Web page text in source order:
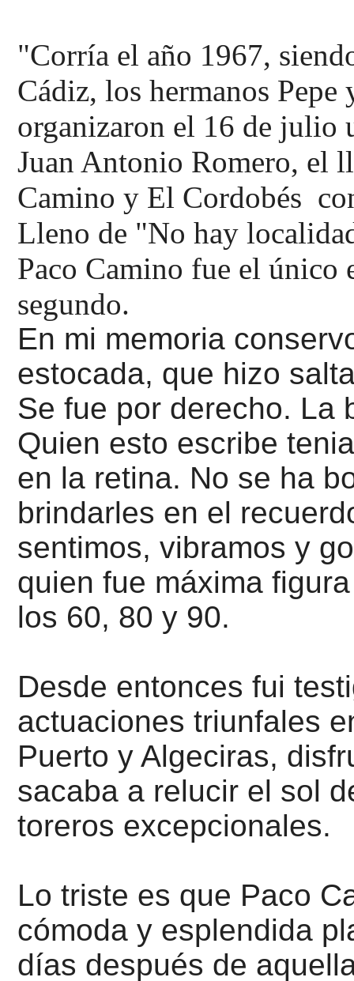
"Corría el año 1967,
Cádiz, los hermanos
organizaron el 16 de julio
Juan Antonio Romero, el
Camino y El Cordobés
Lleno de "No hay
Paco Camino fue el único
segundo.
En mi memoria
estocada, que hizo
Se fue por derecho. La
Quien esto escribe
en la retina. No se ha
brindarles en el
sentimos, vibramos y
quien fue máxima
los 60, 80 y 90.
Desde entonces fui
actuaciones triunfales
Puerto y Algeciras,
sacaba a relucir el sol
toreros excepcionales.
Lo triste es que Paco
cómoda y esplendida
días después de